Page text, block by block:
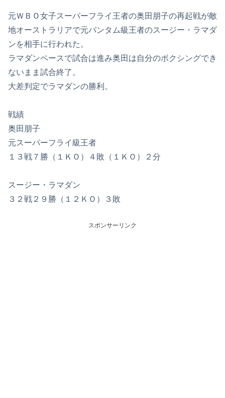
元ＷＢＯ女子スーパーフライ王者の奥田朋子の再起戦が敵
地オーストラリアで元バンタム級王者のスージー・ラマダ
ンを相手に行われた。
ラマダンペースで試合は進み奥田は自分のボクシングでき
ないまま試合終了。
大差判定でラマダンの勝利。
戦績
奥田朋子
元スーパーフライ級王者
１３戦７勝（１ＫＯ）４敗（１ＫＯ）２分
スージー・ラマダン
３２戦２９勝（１２ＫＯ）３敗
スポンサーリンク